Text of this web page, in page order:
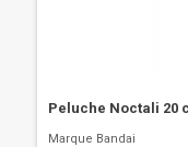
Peluche Noctali 20
Marque Bandai